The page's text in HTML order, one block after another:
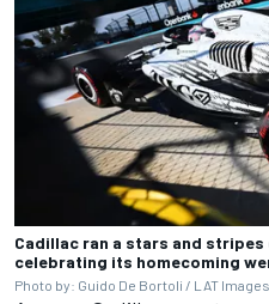
Cadillac ran a stars and
celebrating its homecoming
Photo by: Guido De Bortoli / LAT